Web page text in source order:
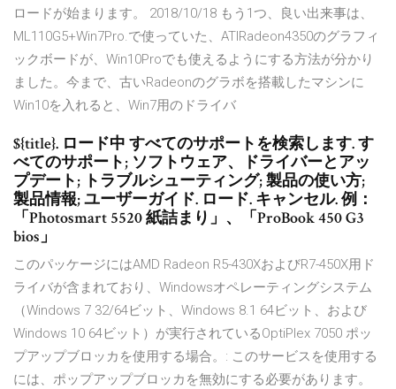
ロードが始まります。 2018/10/18 もう1つ、良い出来事は、
ML110G5+Win7Pro.で使っていた、ATIRadeon4350のグラフィ
ックボードが、Win10Proでも使えるようにする方法が分かり
ました。今まで、古いRadeonのグラボを搭載したマシンに
Win10を入れると、Win7用のドライバ
${title}. ロード中 すべてのサポートを検索します. す
べてのサポート; ソフトウェア、ドライバーとアッ
プデート; トラブルシューティング; 製品の使い方;
製品情報; ユーザーガイド. ロード. キャンセル. 例：
「Photosmart 5520 紙詰まり」、「ProBook 450 G3
bios」
このパッケージにはAMD Radeon R5-430XおよびR7-450X用ド
ライバが含まれており、Windowsオペレーティングシステム
（Windows 7 32/64ビット、Windows 8.1 64ビット、および
Windows 10 64ビット）が実行されているOptiPlex 7050 ポッ
プアップブロッカを使用する場合。: このサービスを使用する
には、ポップアップブロッカを無効にする必要があります。